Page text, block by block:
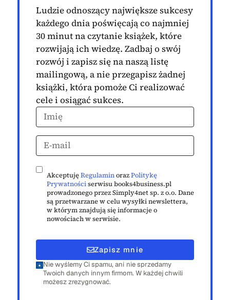
Ludzie odnoszący największe sukcesy
każdego dnia poświęcają co najmniej
30 minut na czytanie książek, które
rozwijają ich wiedzę. Zadbaj o swój
rozwój i zapisz się na naszą listę
mailingową, a nie przegapisz żadnej
książki, która pomoże Ci realizować
cele i osiągać sukces.
AkceptujęRegulaminorazPolitykę
Prywatnościserwisu books4business.pl
prowadzonego przez Simply4net sp. z o.o. Dane
są przetwarzane w celu wysyłki newslettera,
w którym znajdują się informacje o
nowościach w serwisie.
Zapisz mnie
Nie wyślemy Ci spamu, ani nie sprzedamy
Twoich danych innym firmom. W każdej chwili
możesz zrezygnować.